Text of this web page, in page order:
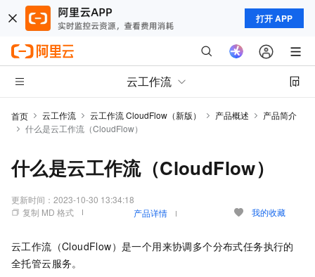
打开 APP
云工作流
首页 云工作流 云工作流 CloudFlow（新版） 产品概述
产品简介
什么是云工作流（CloudFlow）
什么是云工作流（CloudFlow）
更新时间： 2023-10-30 13:34:18
复制 MD 格式
产品详情 我的收藏
云工作流（CloudFlow） 是一个用来协调多个分布式任务执行的
全托管云服务。